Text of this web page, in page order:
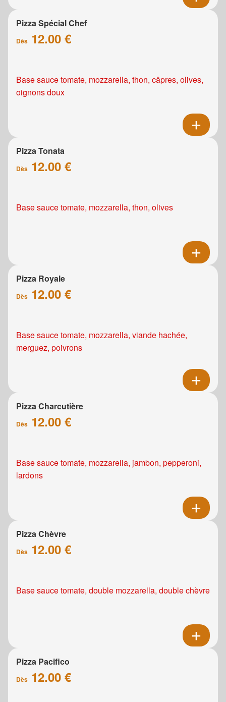
Pizza Spécial Chef
Dès 12.00 €
Base sauce tomate, mozzarella, thon, câpres, olives,
oignons doux
Pizza Tonata
Dès 12.00 €
Base sauce tomate, mozzarella, thon, olives
Pizza Royale
Dès 12.00 €
Base sauce tomate, mozzarella, viande hachée,
merguez, poivrons
Pizza Charcutière
Dès 12.00 €
Base sauce tomate, mozzarella, jambon, pepperoni,
lardons
Pizza Chèvre
Dès 12.00 €
Base sauce tomate, double mozzarella, double chèvre
Pizza Pacifico
Dès 12.00 €